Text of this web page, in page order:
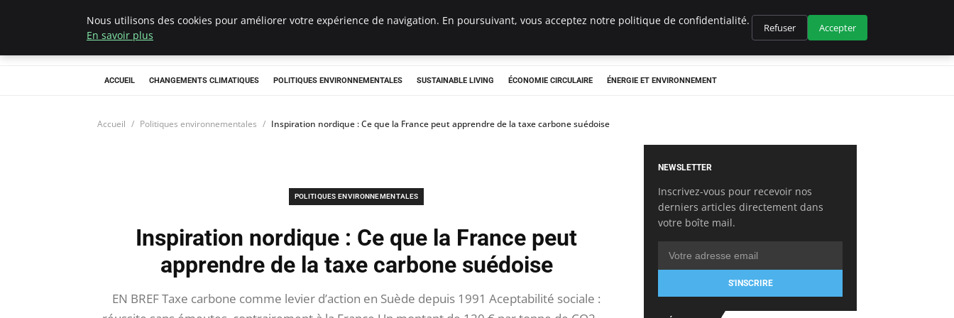
Climategatecountryclub.com
ACCUEIL CHANGEMENTS CLIMATIQUES POLITIQUES ENVIRONNEMENTALES SUSTAINABLE LIVING ÉCONOMIE CIRCULAIRE ÉNERGIE ET ENVIRONNEMENT
Accueil Politiques environnementales Inspiration nordique : Ce que la France peut apprendre de la taxe carbone suédoise
POLITIQUES ENVIRONNEMENTALES
Inspiration nordique : Ce que la France peut
apprendre de la taxe carbone suédoise
EN BREF Taxe carbone comme levier d’action en Suède depuis 1991 Aceptabilité sociale :
NEWSLETTER
Inscrivez-vous pour recevoir nos
derniers articles directement dans
votre boîte mail.
S'INSCRIRE
Nous utilisons des cookies pour améliorer votre expérience de navigation. En poursuivant, vous acceptez notre politique de confidentialité.
En savoir plus
Refuser Accepter